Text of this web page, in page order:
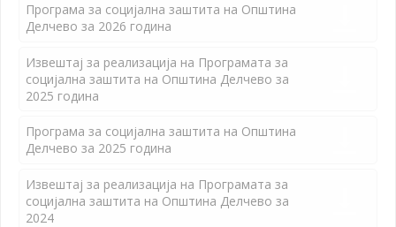
Програма за социјална заштита на Општина
Делчево за 2026 година
Извештај за реализација на Програмата за
социјална заштита на Општина Делчево за
2025 година
Програма за социјална заштита на Општина
Делчево за 2025 година
Извештај за реализација на Програмата за
социјална заштита на Општина Делчево за
2024